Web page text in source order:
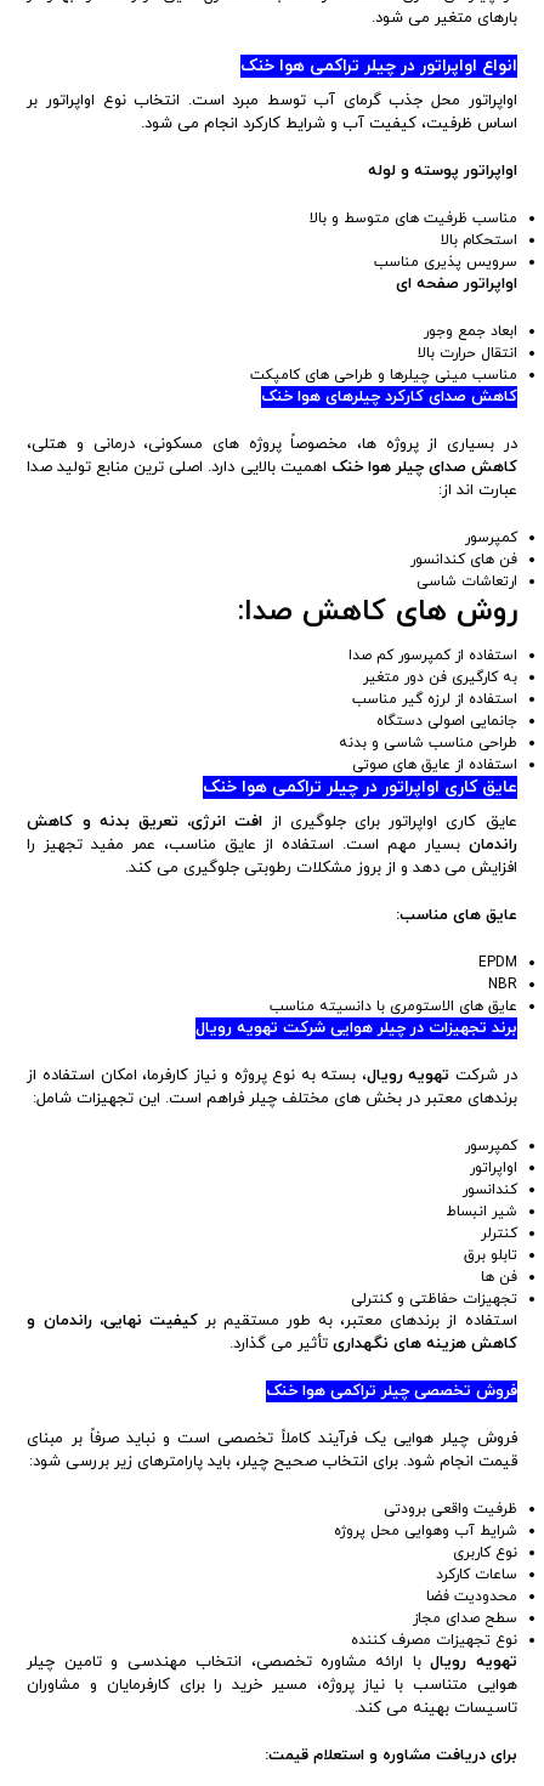
بارهای متغیر می شود.
انواع اواپراتور در چیلر تراکمی هوا خنک
اواپراتور محل جذب گرمای آب توسط مبرد است. انتخاب نوع اواپراتور بر
اساس ظرفیت، کیفیت آب و شرایط کارکرد انجام می شود.
اواپراتور پوسته و لوله
مناسب ظرفیت های متوسط و بالا
استحکام بالا
سرویس پذیری مناسب
اواپراتور صفحه ای
ابعاد جمع وجور
انتقال حرارت بالا
مناسب مینی چیلرها و طراحی های کامپکت
کاهش صدای کارکرد چیلرهای هوا خنک
در بسیاری از پروژه ها، مخصوصاً پروژه های مسکونی، درمانی و هتلی،
کاهش صدای چیلر هوا خنک اهمیت بالایی دارد. اصلی ترین منابع تولید صدا
عبارت اند از:
کمپرسور
فن های کندانسور
ارتعاشات شاسی
روش های کاهش صدا:
استفاده از کمپرسور کم صدا
به کارگیری فن دور متغیر
استفاده از لرزه گیر مناسب
جانمایی اصولی دستگاه
طراحی مناسب شاسی و بدنه
استفاده از عایق های صوتی
عایق کاری اواپراتور در چیلر تراکمی هوا خنک
عایق کاری اواپراتور برای جلوگیری از افت انرژی، تعریق بدنه و کاهش
راندمان بسیار مهم است. استفاده از عایق مناسب، عمر مفید تجهیز را
افزایش می دهد و از بروز مشکلات رطوبتی جلوگیری می کند.
عایق های مناسب:
EPDM
NBR
عایق های الاستومری با دانسیته مناسب
برند تجهیزات در چیلر هوایی شرکت تهویه رویال
در شرکت تهویه رویال، بسته به نوع پروژه و نیاز کارفرما، امکان استفاده از
برندهای معتبر در بخش های مختلف چیلر فراهم است. این تجهیزات شامل:
کمپرسور
اواپراتور
کندانسور
شیر انبساط
کنترلر
تابلو برق
فن ها
تجهیزات حفاظتی و کنترلی
استفاده از برندهای معتبر، به طور مستقیم برکیفیت نهایی، راندمان و
کاهش هزینه های نگهداری تأثیر می گذارد.
فروش تخصصی چیلر تراکمی هوا خنک
فروش چیلر هوایی یک فرآیند کاملاً تخصصی است و نباید صرفاً بر مبنای
قیمت انجام شود. برای انتخاب صحیح چیلر، باید پارامترهای زیر بررسی شود:
ظرفیت واقعی برودتی
شرایط آب وهوایی محل پروژه
نوع کاربری
ساعات کارکرد
محدودیت فضا
سطح صدای مجاز
نوع تجهیزات مصرف کننده
تهویه رویالبا ارائه مشاوره تخصصی، انتخاب مهندسی و تامین چیلر
هوایی متناسب با نیاز پروژه، مسیر خرید را برای کارفرمایان و مشاوران
تاسیسات بهینه می کند.
برای دریافت مشاوره و استعلام قیمت: